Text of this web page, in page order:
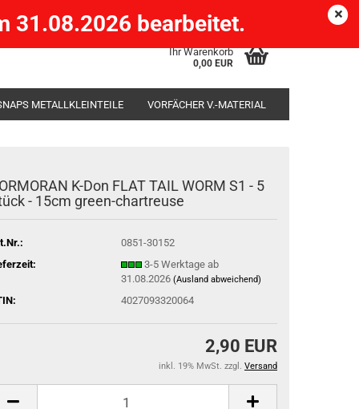
) Kundenlogin
Ihr Warenkorb
0,00 EUR
31.08.2026 bearbeitet.
METALLKLEINTEILE VORFÄCHER V.-MATERIAL
K-Don FLAT TAIL WORM S1 - 5
- 15cm green-chartreuse
0851-30152
3-5 Werktage ab
31.08.2026 (Ausland abweichend)
4027093320064
2,90 EUR
inkl. 19% MwSt. zzgl. Versand